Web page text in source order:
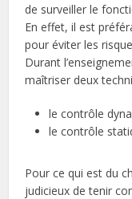
de surveiller le
En effet, il est
pour éviter les
Durant
maîtriser deux
le contrôle
le contrôle
Pour ce qui est du
judicieux de tenir